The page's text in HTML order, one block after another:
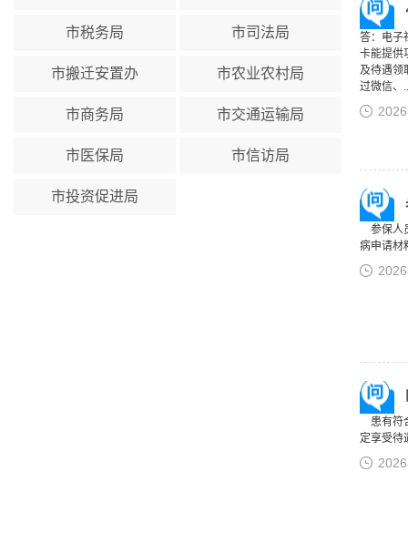
市税务局 市司法局
市搬迁安置办 市农业农村局
市商务局 市交通运输局
市医保局 市信访局
市投资促进局
答：电子
卡能提供
及待遇领
过微信、
参保人
病申请材
患有符
定享受待